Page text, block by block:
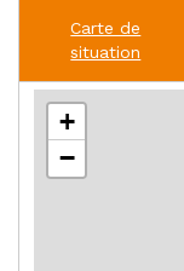
Carte de
situation
+
−